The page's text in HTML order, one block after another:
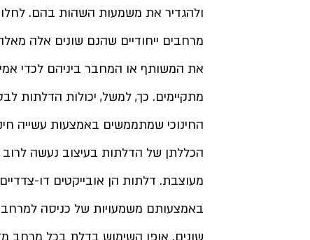
ולהגדיר את משמעות השהות בהם.
מרחבים ייחודיים שהנם שונים אלה
את המשותף או המחבר ביניהם לכדי
מתקיימים. כך, למשל, יכולות הדלתות
החינוכי שמתממשים באמצעות עשייה
הכללתן של הדלתות בעיצוב נעשה
מעוצבת. דלתות הן אובייקטים דו-
באמצעותם משמעויות של כניסה
שונים. אופן השימוש בדלת בכל מרחב